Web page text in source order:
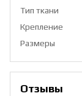
Тип ткани
Крепление
Размеры
Отзывы